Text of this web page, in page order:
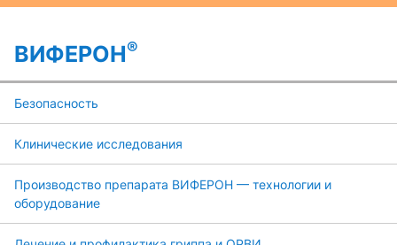
ВИФЕРОН®
Безопасность
Клинические исследования
Производство препарата ВИФЕРОН — технологии и
оборудование